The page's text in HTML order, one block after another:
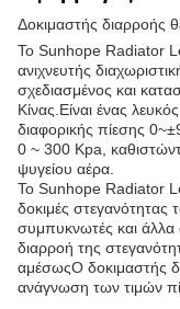
Δοκιμαστής διαρροής
Το Sunhope Radiator
ανιχνευτής
σχεδιασμένος και
Κίνας.Είναι ένας
διαφορικής πίεσης
0 ~ 300 Kpa,
ψυγείου αέρα.
Το Sunhope Radiator
δοκιμές στεγανότητας
συμπυκνωτές και άλλα
διαρροή της
αμέσωςΟ δοκιμαστής
ανάγνωση των τιμών